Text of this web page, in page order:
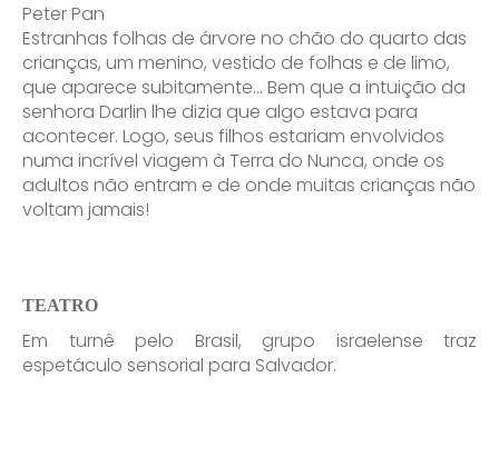
Peter Pan
Estranhas folhas de árvore no chão do quarto das
crianças, um menino, vestido de folhas e de limo,
que aparece subitamente… Bem que a intuição da
senhora Darlin lhe dizia que algo estava para
acontecer. Logo, seus filhos estariam envolvidos
numa incrível viagem à Terra do Nunca, onde os
adultos não entram e de onde muitas crianças não
voltam jamais!
TEATRO
Em turnê pelo Brasil, grupo israelense traz
espetáculo sensorial para Salvador.